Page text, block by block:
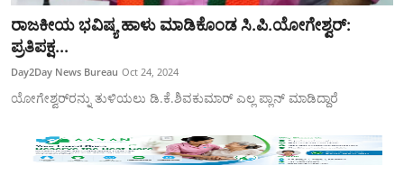
ರಾಜಕೀಯ ಭವಿಷ್ಯ ಹಾಳು ಮಾಡಿಕೊಂಡ ಸಿ.ಪಿ.ಯೋಗೇಶ್ವರ್‌:
ಪ್ರತಿಪಕ್ಷ...
Day2Day News Bureau Oct 24, 2024
ಯೋಗೇಶ್ವರ್‌ರನ್ನು ತುಳಿಯಲು ಡಿ.ಕೆ.ಶಿವಕುಮಾರ್‌ ಎಲ್ಲ ಪ್ಲಾನ್‌ ಮಾಡಿದ್ದಾರೆ